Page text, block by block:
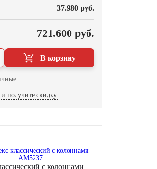
37.980 руб.
721.600 руб.
В корзину
получите скидку.
с колоннами